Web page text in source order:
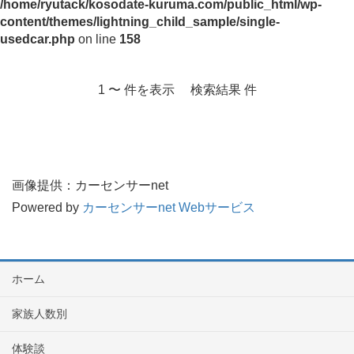
/home/ryutack/kosodate-kuruma.com/public_html/wp-
content/themes/lightning_child_sample/single-
usedcar.php on line 158
1 〜 件を表示 検索結果 件
画像提供：カーセンサーnet
Powered by カーセンサーnet Webサービス
ホーム
家族人数別
体験談